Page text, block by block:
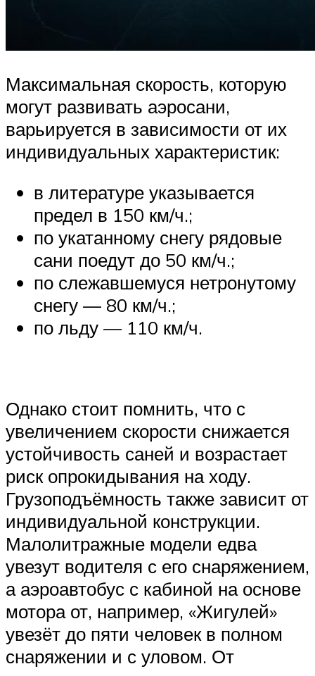
Максимальная скорость, которую
могут развивать аэросани,
варьируется в зависимости от их
индивидуальных характеристик:
в литературе указывается
предел в 150 км/ч.;
по укатанному снегу рядовые
сани поедут до 50 км/ч.;
по слежавшемуся нетронутому
снегу — 80 км/ч.;
по льду — 110 км/ч.
Однако стоит помнить, что с
увеличением скорости снижается
устойчивость саней и возрастает
риск опрокидывания на ходу.
Грузоподъёмность также зависит от
индивидуальной конструкции.
Малолитражные модели едва
увезут водителя с его снаряжением,
а аэроавтобус с кабиной на основе
мотора от, например, «Жигулей»
увезёт до пяти человек в полном
снаряжении и с уловом. От